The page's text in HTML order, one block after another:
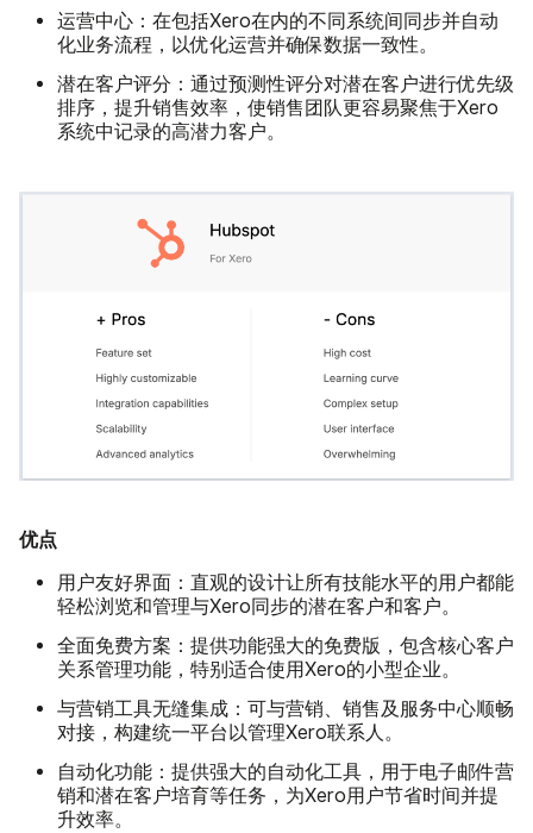
运营中心： 在包括Xero在内的不同系统间同步并自动
化业务流程，以优化运营并确保数据一致性。
潜在客户评分： 通过预测性评分对潜在客户进行优先级
排序，提升销售效率，使销售团队更容易聚焦于Xero
系统中记录的高潜力客户。
优点
用户友好界面： 直观的设计让所有技能水平的用户都能
轻松浏览和管理与Xero同步的潜在客户和客户。
全面免费方案： 提供功能强大的免费版，包含核心客户
关系管理功能，特别适合使用Xero的小型企业。
与营销工具无缝集成： 可与营销、销售及服务中心顺畅
对接，构建统一平台以管理Xero联系人。
自动化功能： 提供强大的自动化工具，用于电子邮件营
销和潜在客户培育等任务，为Xero用户节省时间并提
升效率。